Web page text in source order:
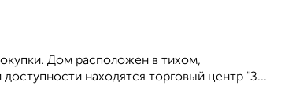
Дом расположен в тихом,
находятся торговый центр "З...